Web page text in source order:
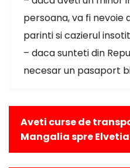
persoana, va fi nevoie
parinti si cazierul
– daca sunteti din
necesar un pasaport
Aveti curse de
Mangalia spre